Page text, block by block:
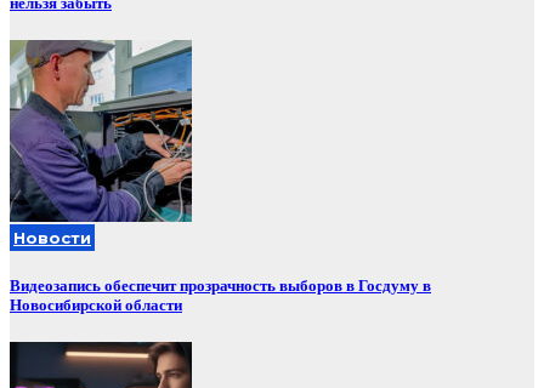
Новости
Видеозапись обеспечит прозрачность выборов в Госдуму в
Новосибирской области